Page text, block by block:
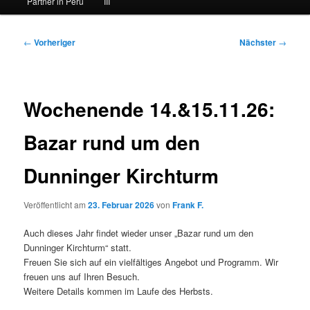
Beitragsnavigation
← Vorheriger Nächster →
Wochenende 14.&15.11.26:
Bazar rund um den
Dunninger Kirchturm
Veröffentlicht am23. Februar 2026vonFrank F.
Auch dieses Jahr findet wieder unser „Bazar rund um den
Dunninger Kirchturm“ statt.
Freuen Sie sich auf ein vielfältiges Angebot und Programm. Wir
freuen uns auf Ihren Besuch.
Weitere Details kommen im Laufe des Herbsts.